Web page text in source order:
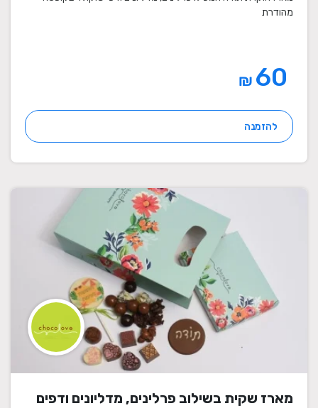
מהודרת
₪
להזמנה
מארז שקית בשילוב פרלינים, מדליונים ודפים